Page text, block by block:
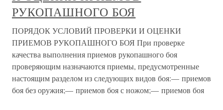
РУКОПАШНОГО БОЯ
ПОРЯДОК УСЛОВИЙ ПРОВЕРКИ И ОЦЕНКИ
ПРИЕМОВ РУКОПАШНОГО БОЯ При проверке
качества выполнения приемов рукопашного боя
проверяющим назначаются приемы, предусмотренные
настоящим разделом из следующих видов боя:— приемов
боя без оружия;— приемов боя с ножом;— приемов боя